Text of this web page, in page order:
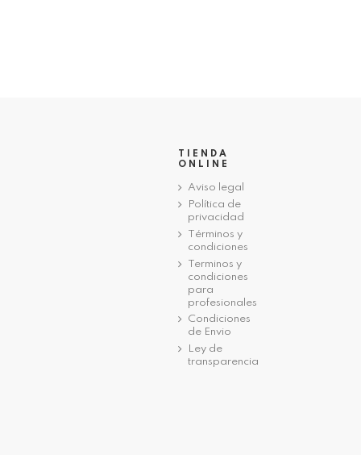
TIENDA
ONLINE
Aviso legal
Política de
privacidad
Términos y
condiciones
Terminos y
condiciones
para
profesionales
Condiciones
de Envio
Ley de
transparencia